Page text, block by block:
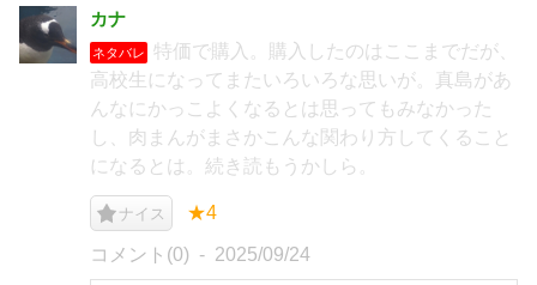
カナ
ネタバレ
特価で購入。購入したのはここまでだが、
高校生になってまたいろいろな思いが。真島があ
んなにかっこよくなるとは思ってもみなかった
し、肉まんがまさかこんな関わり方してくること
になるとは。続き読もうかしら。
ナイス ★4
コメント(0) 2025/09/24